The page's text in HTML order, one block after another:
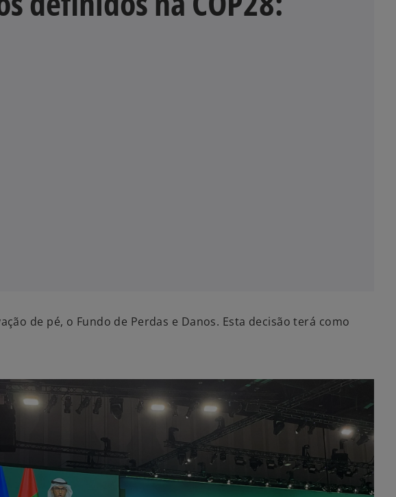
de pé, o Fundo de Perdas e Danos. Esta decisão terá como